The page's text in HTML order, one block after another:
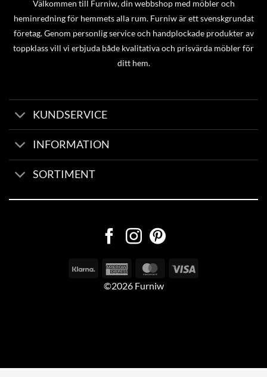
Välkommen till Furniw, din webbshop med möbler och
heminredning för hemmets alla rum. Furniw är ett svenskgrundat
företag. Genom personlig service och handplockade produkter av
toppklass vill vi erbjuda både kvalitativa och prisvärda möbler för
ditt hem.
KUNDSERVICE
INFORMATION
SORTIMENT
©2026 Furniw